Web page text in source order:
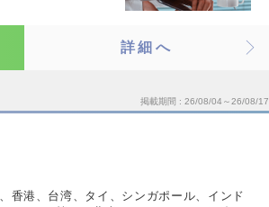
詳細へ
掲載期間 26/08/04～26/08/17
香港、台湾、タイ、シンガポール、インド